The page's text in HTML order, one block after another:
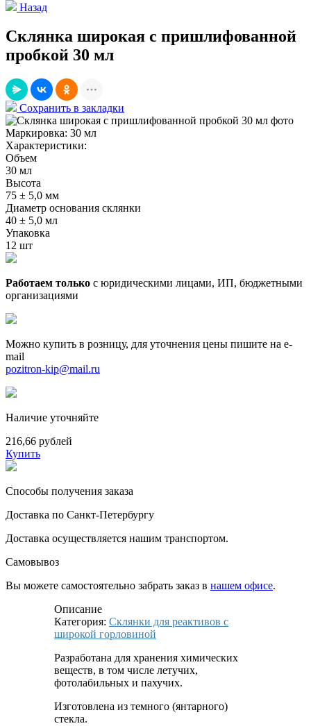
Назад
Склянка широкая с пришлифованной
пробкой 30 мл
Сохранить в закладки
Маркировка: 30 мл
Характеристики:
Объем
30 мл
Высота
75 ± 5,0 мм
Диаметр основания склянки
40 ± 5,0 мл
Упаковка
12 шт
Работаем только с юридическими лицами, ИП, бюджетными
организациями
Можно купить в розницу, для уточнения цены пишите на e-
mail
pozitron-kip@mail.ru
Наличие уточняйте
216,66 рублей
Купить
Способы получения заказа
Доставка по Санкт-Петербургу
Доставка осуществляется нашим транспортом.
Самовывоз
Вы можете самостоятельно забрать заказ в нашем офисе.
Описание
Категория: Склянки для реактивов с
широкой горловиной
Разработана для хранения химических
веществ, в том числе летучих,
фотолабильных и пахучих.
Изготовлена из темного (янтарного)
стекла.